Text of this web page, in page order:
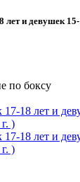
и девушек 15-
по боксу
18 лет и
)
18 лет и
)